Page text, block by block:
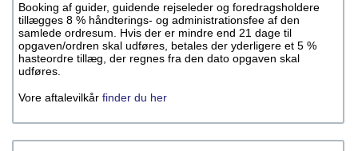
Booking af guider, guidende rejseleder og foredragsholdere
tillægges 8 % håndterings- og administrationsfee af den
samlede ordresum. Hvis der er mindre end 21 dage til
opgaven/ordren skal udføres, betales der yderligere et 5 %
hasteordre tillæg, der regnes fra den dato opgaven skal
udføres.
Vore aftalevilkår finder du her